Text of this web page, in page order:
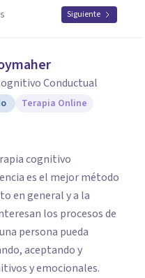
Siguiente
Conductual
Terapia Online
cognitivo
es el mejor método
en general y a la
los procesos de
persona pueda
aceptando y
y emocionales.